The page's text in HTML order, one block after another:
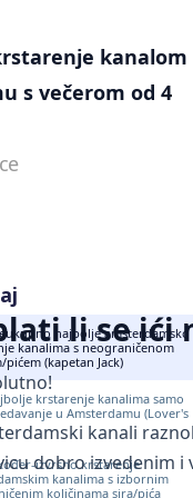
kanalom
s večerom od 4
najbolje amsterdamsko
kanalima s neograničenom
(kapetan Jack)
krstarenje kanalima samo
u Amsterdamu (Lover's
izvrsno krstarenje
kanalima s izbornim
količinama sira/pića
li se ići
kanali
dobro izvedenim